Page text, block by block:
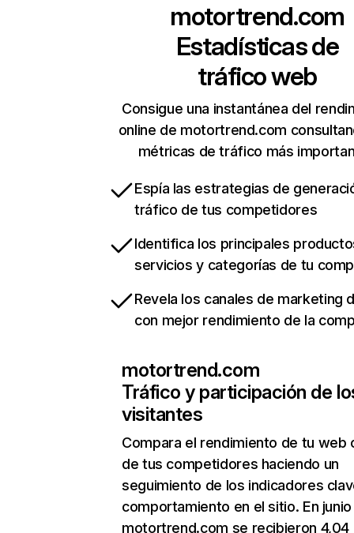
motortrend.com
Estadísticas de
tráfico web
Consigue una instantánea del
online de motortrend.com
métricas de tráfico más
Espía las estrategias de
tráfico de tus competidores
Identifica los principales
servicios y categorías de tu
Revela los canales de marketing
con mejor rendimiento de la
motortrend.com
Tráfico y participación de
visitantes
Compara el rendimiento de tu web
de tus competidores haciendo un
seguimiento de los indicadores
comportamiento en el sitio. En junio
motortrend.com se recibieron 4,04